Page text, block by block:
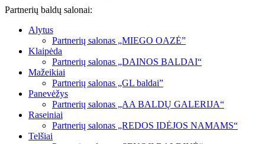
Partnerių baldų salonai:
Alytus
Partnerių salonas „MIEGO OAZĖ”
Klaipėda
Partnerių salonas „DAINOS BALDAI“
Mažeikiai
Partnerių salonas „GL baldai”
Panevėžys
Partnerių salonas „AA BALDŲ GALERIJA“
Raseiniai
Partnerių salonas „REDOS IDĖJOS NAMAMS“
Telšiai